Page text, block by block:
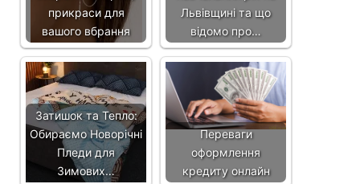
прикраси для
вашого вбрання
Львівщині та що
відомо про…
Затишок та Тепло:
Обираємо Новорічні
Пледи для
Зимових…
Переваги
оформлення
кредиту онлайн